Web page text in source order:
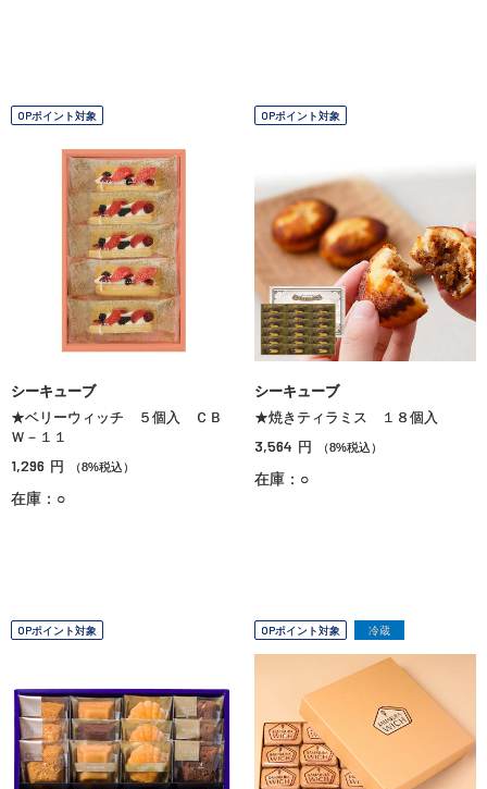
OPポイント対象
シーキューブ
★ベリーウィッチ ５個入 ＣＢ
Ｗ－１１
1,296 円 （8%税込）
在庫：○
OPポイント対象
シーキューブ
★焼きティラミス １８個入
3,564 円 （8%税込）
在庫：○
OPポイント対象 OPポイント対象 冷蔵